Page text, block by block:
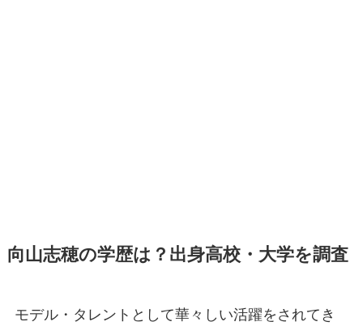
向山志穂の学歴は？出身高校・大学を調査
モデル・タレントとして華々しい活躍をされてき